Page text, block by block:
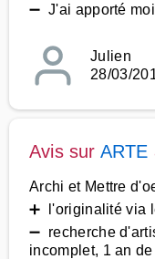
➖ J'ai apporté
Julien
28/03/
Avis sur ARTE
Archi et Mettre
➕ l'originalité via
➖ recherche
incomplet, 1 an